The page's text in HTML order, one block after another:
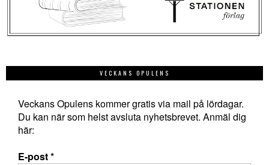
VECKANS OPULENS
Veckans Opulens kommer gratis via mail på lördagar.
Du kan när som helst avsluta nyhetsbrevet. Anmäl dig
här:
E-post*